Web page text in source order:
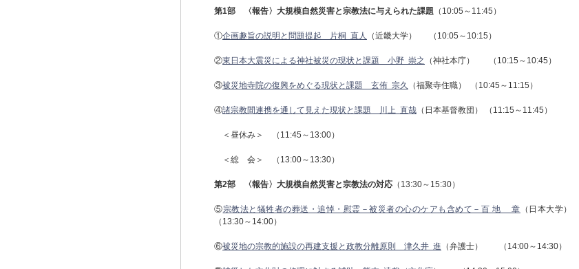
第1部 〈報告〉大規模自然災害と宗教法に与えられた課題 （10:05～11:45）
①企画趣旨の説明と問題提起 片桐 直人 （近畿大学） （10:05～10:15）
②東日本大震災による神社被災の現状と課題 小野 崇之 （神社本庁） （10:15～10:45）
③被災地寺院の復興をめぐる現状と課題 玄侑 宗久 （福聚寺住職） （10:45～11:15）
④諸宗教間連携を通して見えた現状と課題 川上 直哉 （日本基督教団） （11:15～11:45）
＜昼休み＞ （11:45～13:00）
＜総 会＞ （13:00～13:30）
第2部 〈報告〉大規模自然災害と宗教法の対応 （13:30～15:30）
⑤宗教法と犠牲者の葬送・追悼・慰霊－被災者の心のケアも含めて－百 地 章 （日本大学）
（13:30～14:00）
⑥被災地の宗教的施設の再建支援と政教分離原則 津久井 進 （弁護士） （14:00～14:30）